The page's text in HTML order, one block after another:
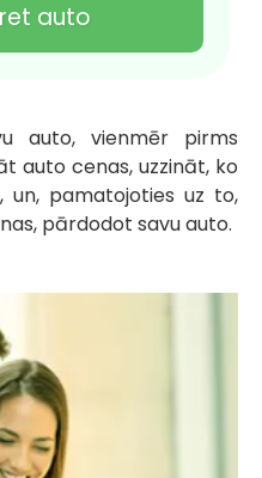
auto
auto, vienmēr pirms
auto cenas, uzzināt, ko
pamatojoties uz to,
pārdodot savu auto.